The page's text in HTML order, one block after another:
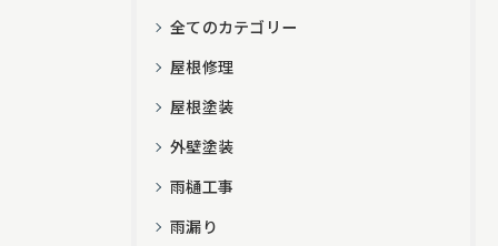
全てのカテゴリー
屋根修理
屋根塗装
外壁塗装
雨樋工事
雨漏り